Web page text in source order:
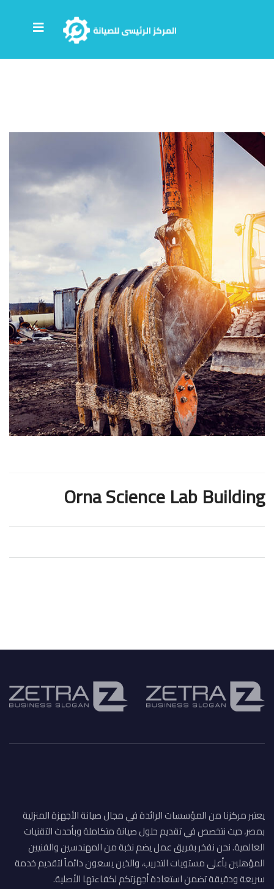
Orna Science Lab Building
يعتبر مركزنا من المؤسسات الرائدة في مجال صيانة الأجهزة المنزلية
بمصر، حيث نتخصص في تقديم حلول صيانة متكاملة وبأحدث التقنيات
العالمية. نحن نفخر بفريق عمل يضم نخبة من المهندسين والفنيين
المؤهلين بأعلى مستويات التدريب، والذين يسعون دائماً لتقديم خدمة
سريعة ودقيقة تضمن استعادة أجهزتكم لكفاءتها الأصلية.